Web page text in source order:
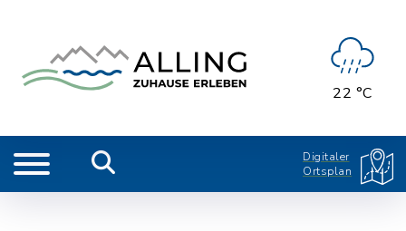
22 °C
Digitaler
Ortsplan